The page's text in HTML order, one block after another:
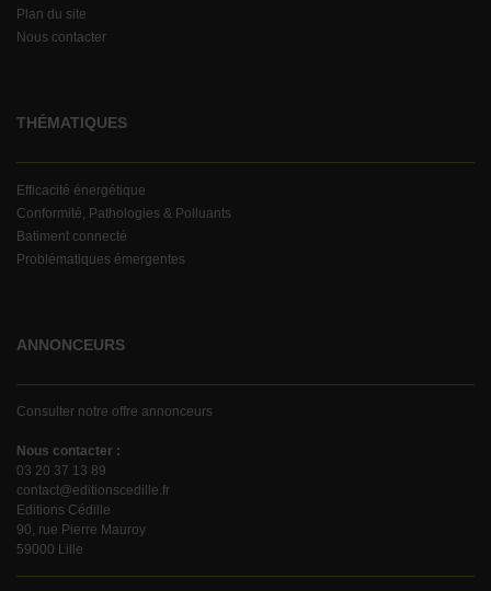
Plan du site
Nous contacter
THÉMATIQUES
Efficacité énergétique
Conformité, Pathologies & Polluants
Batiment connecté
Problématiques émergentes
ANNONCEURS
Consulter notre offre annonceurs
Nous contacter :
03 20 37 13 89
contact@editionscedille.fr
Editions Cédille
90, rue Pierre Mauroy
59000 Lille